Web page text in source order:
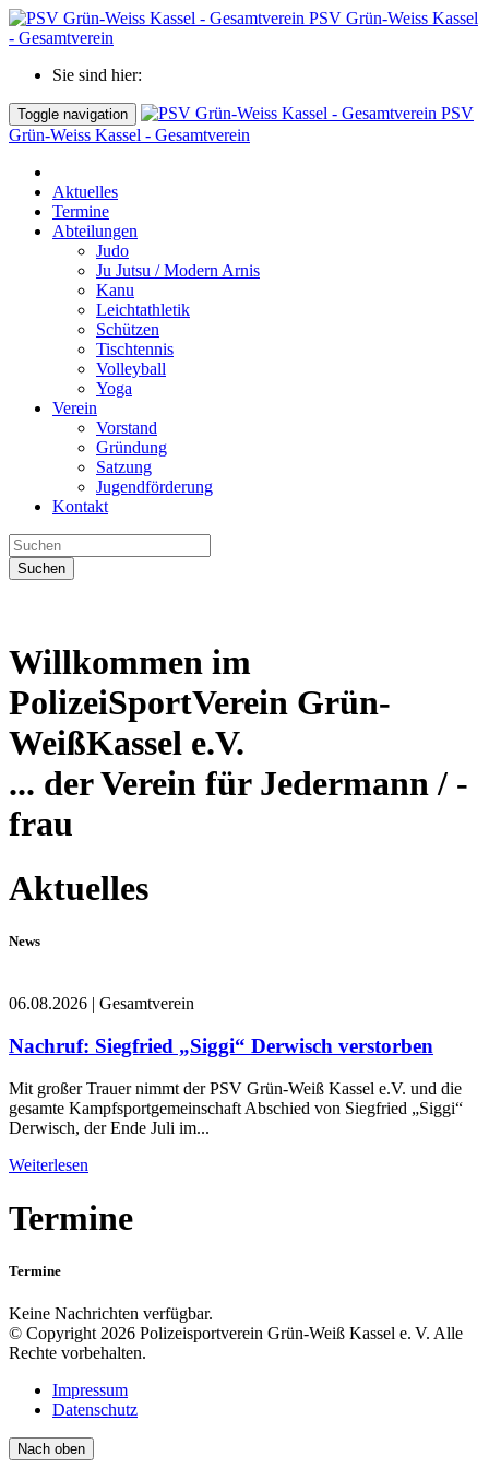
PSV Grün-Weiss Kassel
- Gesamtverein
Sie sind hier:
Toggle navigation
PSV
Grün-Weiss Kassel - Gesamtverein
Aktuelles
Termine
Abteilungen
Judo
Ju Jutsu / Modern Arnis
Kanu
Leichtathletik
Schützen
Tischtennis
Volleyball
Yoga
Verein
Vorstand
Gründung
Satzung
Jugendförderung
Kontakt
Suchen
Willkommen im
PolizeiSportVerein Grün-
WeißKassel e.V.
... der Verein für Jedermann / -
frau
Aktuelles
News
06.08.2026 | Gesamtverein
Nachruf: Siegfried „Siggi“ Derwisch verstorben
Mit großer Trauer nimmt der PSV Grün-Weiß Kassel e.V. und die
gesamte Kampfsportgemeinschaft Abschied von Siegfried „Siggi“
Derwisch, der Ende Juli im...
Weiterlesen
Termine
Termine
Keine Nachrichten verfügbar.
© Copyright 2026 Polizeisportverein Grün-Weiß Kassel e. V. Alle
Rechte vorbehalten.
Impressum
Datenschutz
Nach oben